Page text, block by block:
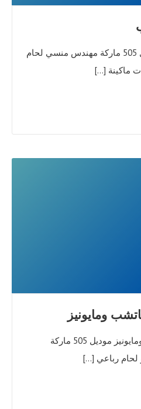
ماكينة تغليف كاتشب موديل 505 ماركة مهندس منسي لحام
ماكينة […]
ومايونيز
ماكينة تعبئة ولحام كاتشب ومايونيز موديل 505 ماركة
رباعي […]